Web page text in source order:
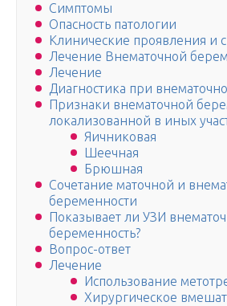
Симптомы
Опасность патологии
Клинические проявления и
Лечение Внематочной
Лечение
Диагностика при
Признаки внематочной
локализованной в иных
Яичниковая
Шеечная
Брюшная
Сочетание маточной и
беременности
Показывает ли УЗИ
беременность?
Вопрос-ответ
Лечение
Использование
Хирургическое